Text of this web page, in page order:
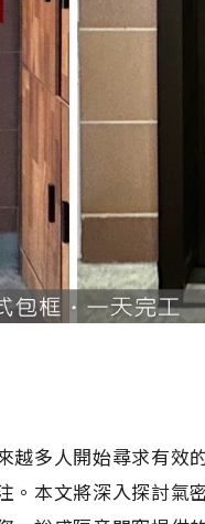
越多人開始尋求有效
本文將深入探討氣